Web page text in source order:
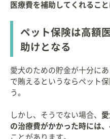
医療費を補助してくれるこ
ペット保険は高額
助けとなる
愛犬のための貯金が十分に
で賄えるというならペット
う。
しかし、そうでない場合、
の治療費がかかった時には
ことがあります。